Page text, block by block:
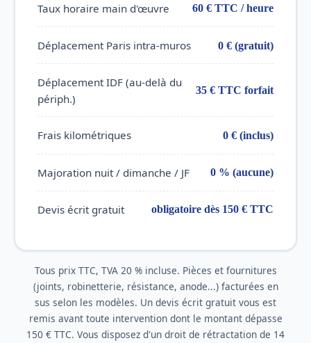
Taux horaire main d'œuvre 60 € TTC / heure
Déplacement Paris intra-muros 0 € (gratuit)
Déplacement IDF (au-delà du
périph.)
35 € TTC forfait
Frais kilométriques 0 € (inclus)
Majoration nuit / dimanche / JF 0 % (aucune)
Devis écrit gratuit obligatoire dès 150 € TTC
Tous prix TTC, TVA 20 % incluse. Pièces et fournitures
(joints, robinetterie, résistance, anode...) facturées en
sus selon les modèles. Un devis écrit gratuit vous est
remis avant toute intervention dont le montant dépasse
150 € TTC. Vous disposez d'un droit de rétractation de 14